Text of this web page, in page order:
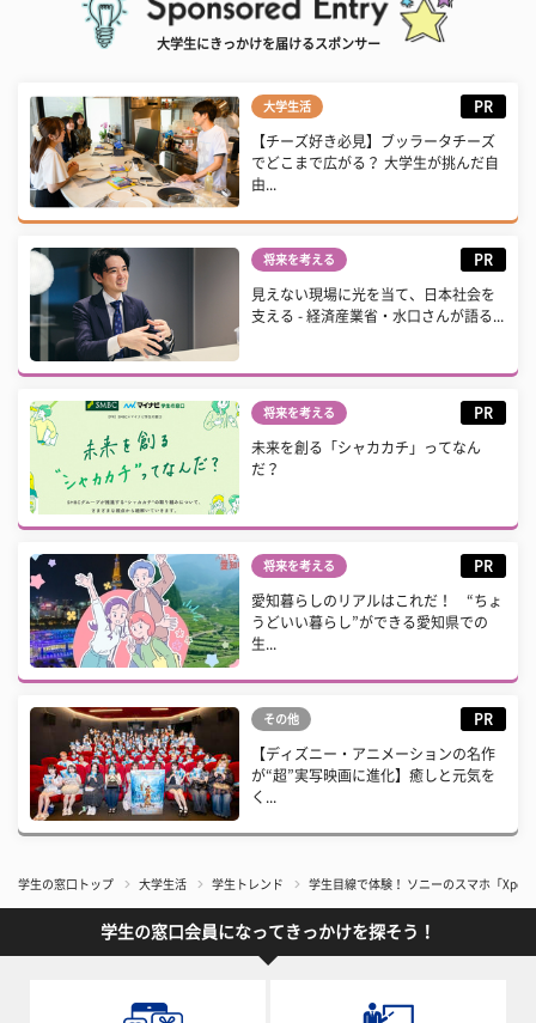
大学生にきっかけを届けるスポンサー
大学生活 PR
【チーズ好き必見】ブッラータチーズ
でどこまで広がる？ 大学生が挑んだ自
由...
将来を考える PR
見えない現場に光を当て、日本社会を
支える - 経済産業省・水口さんが語る...
将来を考える PR
未来を創る「シャカカチ」ってなん
だ？
将来を考える PR
愛知暮らしのリアルはこれだ！ “ちょ
うどいい暮らし”ができる愛知県での
生...
その他 PR
【ディズニー・アニメーションの名作
が“超”実写映画に進化】癒しと元気を
く...
学生の窓口トップ 大学生活 学生トレンド 学生目線で体験！ ソニーのスマホ「
学生の窓口会員になってきっかけを探そう！